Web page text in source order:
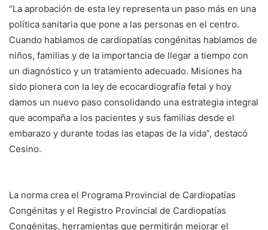
“La aprobación de esta ley representa un paso más en una
política sanitaria que pone a las personas en el centro.
Cuando hablamos de cardiopatías congénitas hablamos de
niños, familias y de la importancia de llegar a tiempo con
un diagnóstico y un tratamiento adecuado. Misiones ha
sido pionera con la ley de ecocardiografía fetal y hoy
damos un nuevo paso consolidando una estrategia integral
que acompaña a los pacientes y sus familias desde el
embarazo y durante todas las etapas de la vida”, destacó
Cesino.
La norma crea el Programa Provincial de Cardiopatías
Congénitas y el Registro Provincial de Cardiopatías
Congénitas, herramientas que permitirán mejorar el